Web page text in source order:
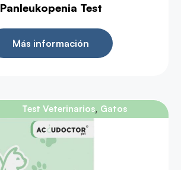
Panleukopenia Test
Más información
Test Veterinarios, Gatos